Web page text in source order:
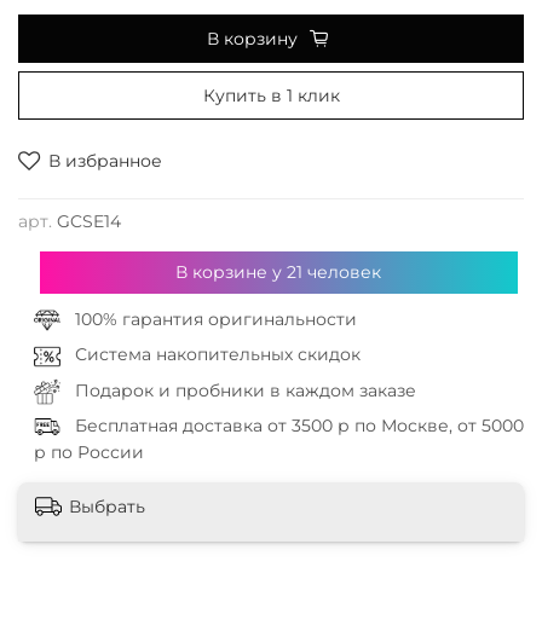
В избранное
арт. GCSE14
В корзину
Купить в 1 клик
В корзине у21 человек
100% гарантия оригинальности
Система накопительных скидок
Подарок и пробники в каждом заказе
Бесплатная доставка от 3500 р по Москве, от 5000
р по России
Выбрать